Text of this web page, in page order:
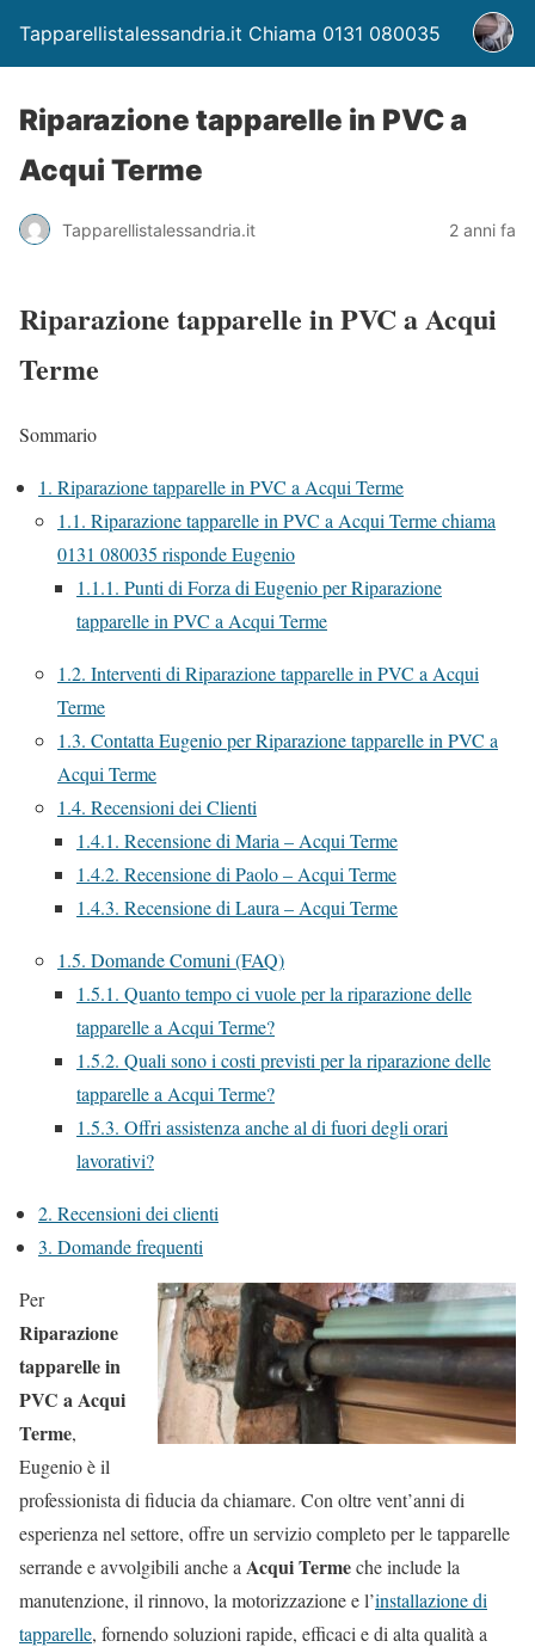
Tapparellistalessandria.it Chiama 0131 080035
Riparazione tapparelle in PVC a
Acqui Terme
Tapparellistalessandria.it 2 anni fa
Riparazione tapparelle in PVC a Acqui
Terme
Sommario
1. Riparazione tapparelle in PVC a Acqui Terme
1.1. Riparazione tapparelle in PVC a Acqui Terme chiama
0131 080035 risponde Eugenio
1.1.1. Punti di Forza di Eugenio per Riparazione
tapparelle in PVC a Acqui Terme
1.2. Interventi di Riparazione tapparelle in PVC a Acqui
Terme
1.3. Contatta Eugenio per Riparazione tapparelle in PVC a
Acqui Terme
1.4. Recensioni dei Clienti
1.4.1. Recensione di Maria – Acqui Terme
1.4.2. Recensione di Paolo – Acqui Terme
1.4.3. Recensione di Laura – Acqui Terme
1.5. Domande Comuni (FAQ)
1.5.1. Quanto tempo ci vuole per la riparazione delle
tapparelle a Acqui Terme?
1.5.2. Quali sono i costi previsti per la riparazione delle
tapparelle a Acqui Terme?
1.5.3. Offri assistenza anche al di fuori degli orari
lavorativi?
2. Recensioni dei clienti
3. Domande frequenti
Per
Riparazione
tapparelle in
PVC a Acqui
Terme,
Eugenio è il
professionista di fiducia da chiamare. Con oltre vent’anni di
esperienza nel settore, offre un servizio completo per le tapparelle
serrande e avvolgibili anche a Acqui Termeche include la
manutenzione, il rinnovo, la motorizzazione e l’installazione di
tapparelle, fornendo soluzioni rapide, efficaci e di alta qualità a